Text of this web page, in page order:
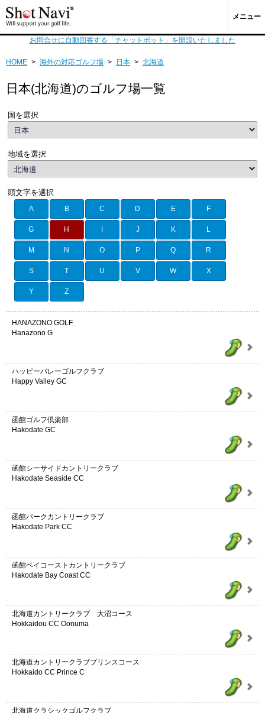
メニュー
お問合せに自動回答する「チャットボット」を開設いたしました
HOME > 海外の対応ゴルフ場 > 日本 > 北海道
日本(北海道)のゴルフ場一覧
国を選択
地域を選択
頭文字を選択
A B C D E F
G H J K
M N O P Q R
S T U V W X
Y Z
HANAZONO GOLF
Hanazono G
ハッピーバレーゴルフクラブ
Happy Valley GC
函館ゴルフ倶楽部
Hakodate GC
函館シーサイドカントリークラブ
Hakodate Seaside CC
函館パークカントリークラブ
Hakodate Park CC
函館ベイコーストカントリークラブ
Hakodate Bay Coast CC
北海道カントリークラブ 大沼コース
Hokkaidou CC Oonuma
北海道カントリークラブプリンスコース
Hokkaido CC Prince C
北海道クラシックゴルフクラブ